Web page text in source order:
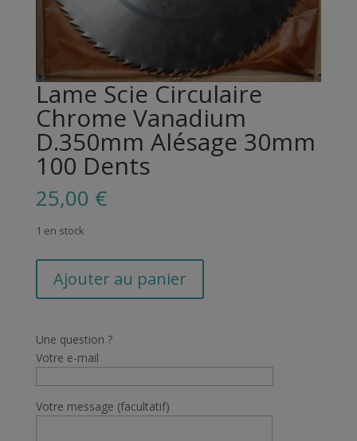
Lame Scie Circulaire
Chrome Vanadium
D.350mm Alésage 30mm
100 Dents
25,00 €
1 en stock
Circulaire
Chrome
Alésage
Ajouter au panier
Une question ?
Votre e-mail
Votre message (facultatif)